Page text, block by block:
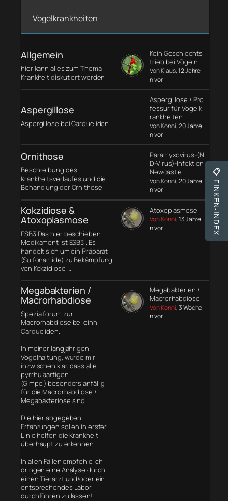
Vogelkrankheiten
Allgemein
hier kann alles zum Thema
Krankheit diskutiert werden
Kein Geschlechts
trieb bei Vögeln
Von Klaus, 12 Jahre
n vor
Aspergillose
Aspergillose bei Cardueliden
Aspergillose / Pro
fessur für Vogelk
rankheiten
Von Konni, 20 Jahre
n vor
Ornithose
Beschreibung des
Krankheitsverlaufes und die
Behandlung der Ornithose
Paramyxovirus-(N
D-Virus)-Infektion
Newcastle…
Von Konni, 20 Jahre
n vor
Kokzidiose &
Atoxoplasmose
ESB3 Das hier beschieben
Medikament ist ESB3 . Es
handelt sich um ein Präparat
(Sulfonamide) zu Bekämpfung
von Kokzidiose …
Atoxoplasmose
Von Konni, 13 Jahre
n vor
Megabakterien /
Macrorhabdiose
Spezialforum zur
Macrorhabdiose bei einh.
Cardueliden.
In meiner langjährigen
Vogelhaltung, wurde mir
inzwischen klar, dass alle
pyrrhulaartigen
(Gimpel) besonders anfällig
für die Macrorhabdiose /
Megabakteriose sind.
Die hier abgegeben
Erfahrungen sollen in erster
Linie helfen die Krankheit
überhaupt zu erkennen.
In allen Fällen empfehle ich
dringen eine Analyse durch
einen Tierarzt und/oder ein
entsprechendes Labor
durchführen zu lassen!
Megabakterien /
Macrorhabdiose
Von Konni, 3 Woche
n vor
📋
FINKEN-INDEX